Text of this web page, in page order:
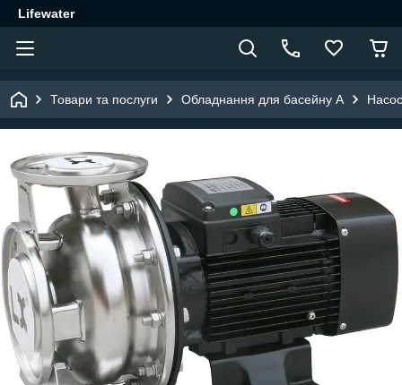
Lifewater
Товари та послуги Обладнання для басейну A